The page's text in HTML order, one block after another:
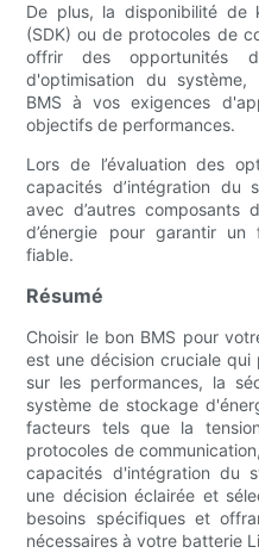
De plus, la disponibilité de
(SDK) ou de protocoles de
offrir des opportunités
d'optimisation du
BMS à vos exigences
objectifs de performances.
Lors de l’évaluation des
capacités d’intégration du
avec d’autres
d’énergie pour garantir un
fiable.
Résumé
Choisir le bon BMS pour
est une décision cruciale
sur les performances, la
système de stockage
facteurs tels que la
protocoles de
capacités d'intégration du
une décision éclairée et
besoins spécifiques et
nécessaires à votre batterie